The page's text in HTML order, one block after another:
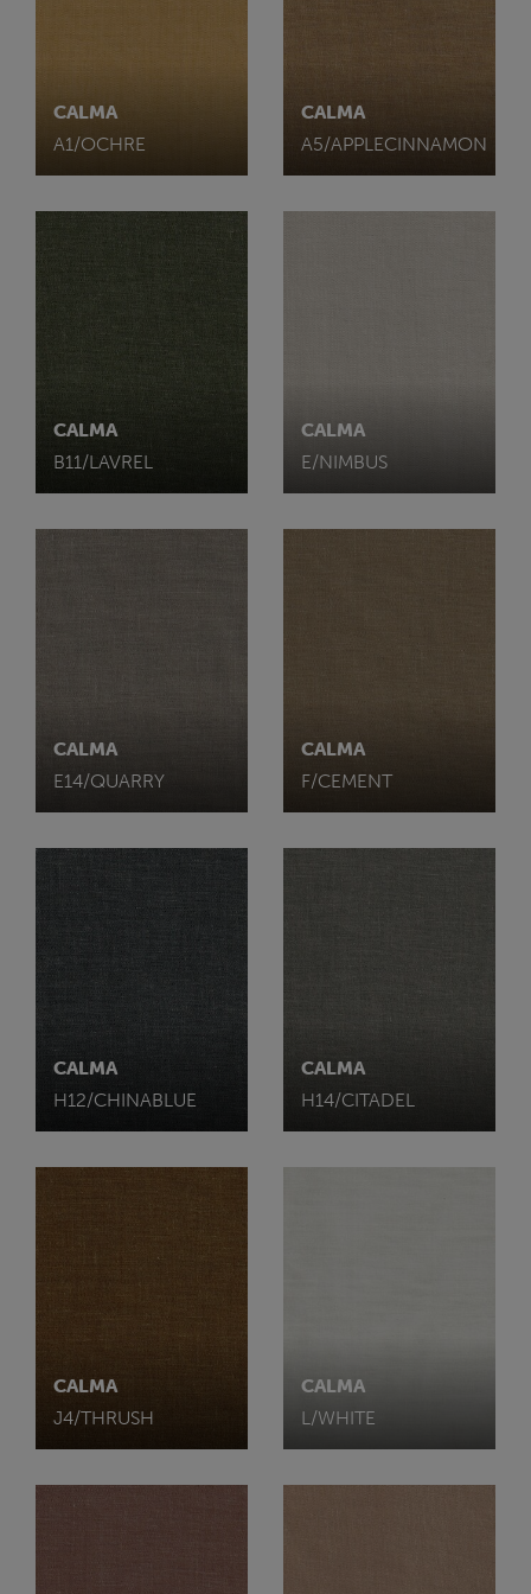
CALMA
A1/OCHRE
CALMA
A5/APPLECINNAMON
CALMA
B11/LAVREL
CALMA
E/NIMBUS
CALMA
E14/QUARRY
CALMA
F/CEMENT
CALMA
H12/CHINABLUE
CALMA
H14/CITADEL
CALMA
J4/THRUSH
CALMA
L/WHITE